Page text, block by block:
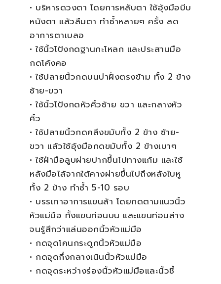
• บริหารดวงตา โดยการหลับตา ใช้อุ้งมือบีบ
หนังตา แล้วลืมตา ทำซ้ำหลายๆ ครั้ง ลด
อาการตาเบลอ
• ใช้นิ้วโป้งกดฐานกะโหลก และประสานมือ
กดโค้งคอ
• ใช้ปลายนิ้วกดบนบ่าฝั่งตรงข้าม ทั้ง 2 ข้าง
ซ้าย-ขวา
• ใช้นิ้วโป้งกดหัวคิ้วซ้าย ขวา และกลางหัว
คิ้ว
• ใช้ปลายนิ้วกดคลึงขมับทั้ง 2 ข้าง ซ้าย-
ขวา แล้วใช้อุ้งมือกดขมับทั้ง 2 ข้างเบาๆ
• ใช้ฝ่ามือลูบผ่ายปากขึ้นไปทางแก้ม และใช้
หลังมือไล้จากใต้คางผ่ายขึ้นไปถึงหลังใบหู
ทั้ง 2 ข้าง ทำซ้ำ 5-10 รอบ
• บรรเทาอาการแขนล้า โดยกดตามแนวนิ้ว
หัวแม่มือ ทั้งแขนท่อนบน และแขนท่อนล่าง
จนรู้สึกว่าแล่นออกนิ้วหัวแม่มือ
• กดจุดโคนกระดูกนิ้วหัวแม่มือ
• กดจุดกึ่งกลางเนินนิ้วหัวแม่มือ
• กดจุดระหว่างร่องนิ้วหัวแม่มือและนิ้วชี้